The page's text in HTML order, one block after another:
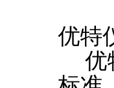
优特
优